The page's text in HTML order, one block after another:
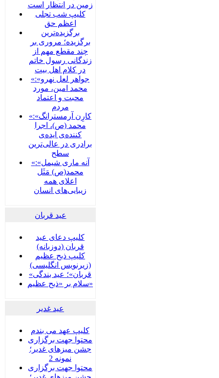
زمین در انتظار است
کلیپ شب تجلی
اعظم حق
برگزیده‌ترین
برگزیده؛ مروری بر
چند مقطع مهم از
زندگانی رسول خاتم
در کلام اهل بیت
«جواهر لعل نهرو»:
محمد امین، مورد
محبت و اعتماد
مردم
«کارِن آرمسترانگ»:
محمد (ص)، اجرا
کننده‌ی ایده‌ی
برادری در عالی‌ترین
سطح
«آنه ماری شیمل»:
محمد(ص) مَثَل
اعلای همه
زیبایی‌های انسان
عید قربان
کلیپ دعای عید
قربان (دوزبانه)
کلیپ ذبح عظیم
(زیرنویس انگلیسی)
«قربان»؛ عید بندگی
سلام بر «ذبح عظیم»
عید غدير
کلیپ عهد می بندم
محتوا جهت برگزاری
جشن میزهای غدیر؛
نمونه 2
محتوا جهت برگزاری